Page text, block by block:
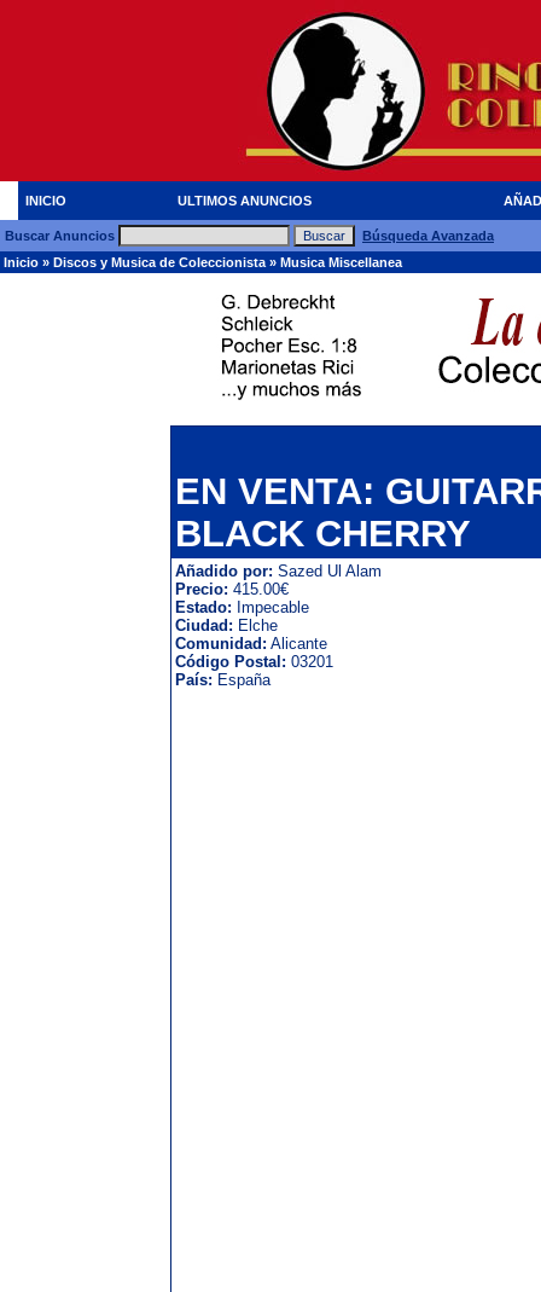
INICIO ULTIMOS ANUNCIOS
Buscar Anuncios
Búsqueda Avanzada
Inicio » Discos y Musica de Coleccionista » Musica Miscellanea
EN VENTA:
BLACK CHERRY
Añadido por: Sazed Ul Alam
Precio: 415.00€
Estado: Impecable
Ciudad: Elche
Comunidad: Alicante
Código Postal: 03201
País: España